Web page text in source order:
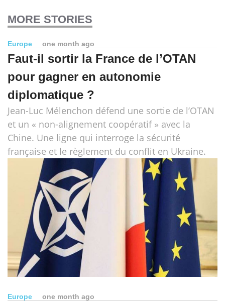
MORE STORIES
Europe one month ago
Faut-il sortir la France de l’OTAN
pour gagner en autonomie
diplomatique ?
Jean-Luc Mélenchon défend une sortie de l’OTAN
et un « non-alignement coopératif » avec la
Chine. Une ligne qui interroge la sécurité
française et le règlement du conflit en Ukraine.
Europe one month ago